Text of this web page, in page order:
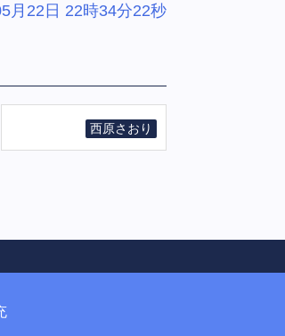
月22日 22時34分22秒
西原さおり